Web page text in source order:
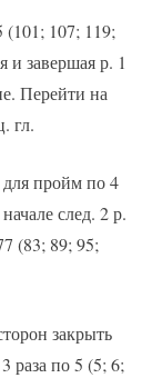
107; 119;
и завершая р. 1
Перейти на
гл.
для пройм по 4
след. 2 р.
(83; 89; 95;
закрыть
раза по 5 (5; 6;